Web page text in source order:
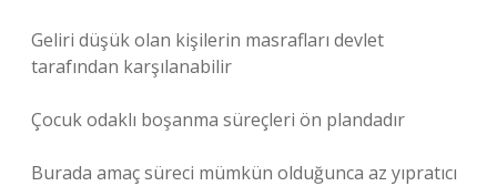
Geliri düşük olan kişilerin masrafları devlet
tarafından karşılanabilir
Çocuk odaklı boşanma süreçleri ön plandadır
Burada amaç süreci mümkün olduğunca az yıpratıcı